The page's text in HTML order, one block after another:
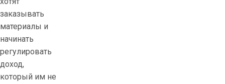
заказывать
материалы и
начинать
регулировать
доход,
который им не